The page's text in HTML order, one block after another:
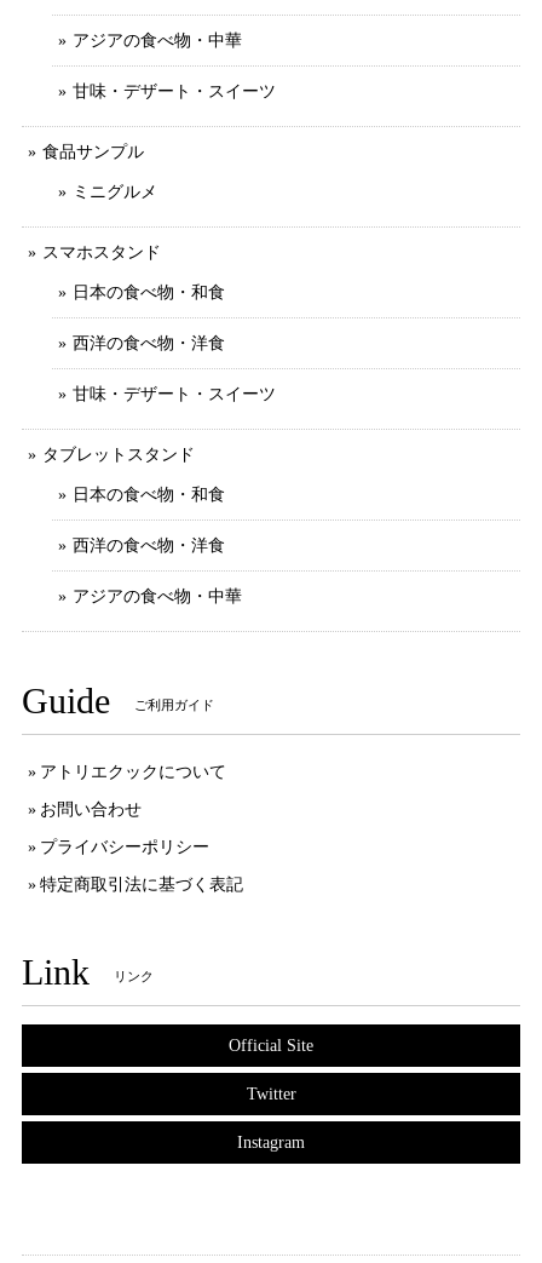
アジアの食べ物・中華
甘味・デザート・スイーツ
食品サンプル
ミニグルメ
スマホスタンド
日本の食べ物・和食
西洋の食べ物・洋食
甘味・デザート・スイーツ
タブレットスタンド
日本の食べ物・和食
西洋の食べ物・洋食
アジアの食べ物・中華
Guide ご利用ガイド
アトリエクックについて
お問い合わせ
プライバシーポリシー
特定商取引法に基づく表記
Link リンク
Official Site
Twitter
Instagram